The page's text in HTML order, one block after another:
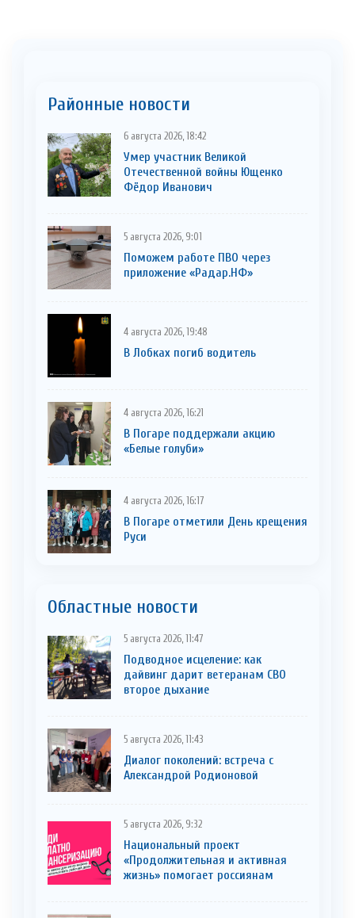
Районные новости
6 августа 2026, 18:42
Умер участник Великой
Отечественной войны Ющенко
Фёдор Иванович
5 августа 2026, 9:01
Поможем работе ПВО через
приложение «Радар.НФ»
4 августа 2026, 19:48
В Лобках погиб водитель
4 августа 2026, 16:21
В Погаре поддержали акцию
«Белые голуби»
4 августа 2026, 16:17
В Погаре отметили День крещения
Руси
Областные новости
5 августа 2026, 11:47
Подводное исцеление: как
дайвинг дарит ветеранам СВО
второе дыхание
5 августа 2026, 11:43
Диалог поколений: встреча с
Александрой Родионовой
5 августа 2026, 9:32
Национальный проект
«Продолжительная и активная
жизнь» помогает россиянам